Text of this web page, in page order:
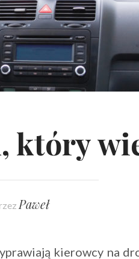
który
Paweł
kierowcy na